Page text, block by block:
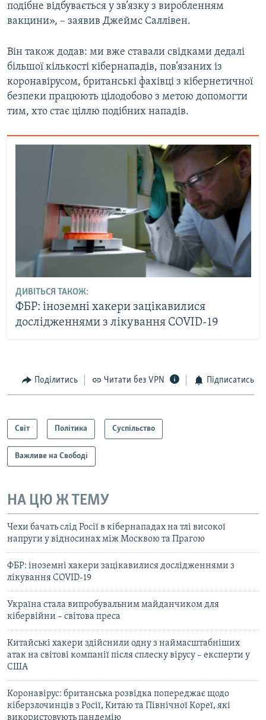
подібне відбувається у зв’язку з виробленням
вакцини», – заявив Джеймс Саллівен.
Він також додав: ми вже ставали свідками дедалі
більшої кількості кібернападів, пов’язаних із
коронавірусом, британські фахівці з кібернетичної
безпеки працюють цілодобово з метою допомогти
тим, хто стає ціллю подібних нападів.
ДИВІТЬСЯ ТАКОЖ:
ФБР: іноземні хакери зацікавилися
дослідженнями з лікування COVID-19
Поділитись Читати без VPN Підписатись
Світ Політика Суспільство
Важливе на Свободі
НА ЦЮ Ж ТЕМУ
Чехи бачать слід Росії в кібернападах на тлі високої
напруги у відносинах між Москвою та Прагою
ФБР: іноземні хакери зацікавилися дослідженнями з
лікування COVID-19
Україна стала випробувальним майданчиком для
кібервійни – світова преса
Китайські хакери здійснили одну з наймасштабніших
атак на світові компанії після сплеску вірусу – експерти у
США
Коронавірус: британська розвідка попереджає щодо
кіберзлочинців з Росії, Китаю та Північної Кореї, які
використовують пандемію